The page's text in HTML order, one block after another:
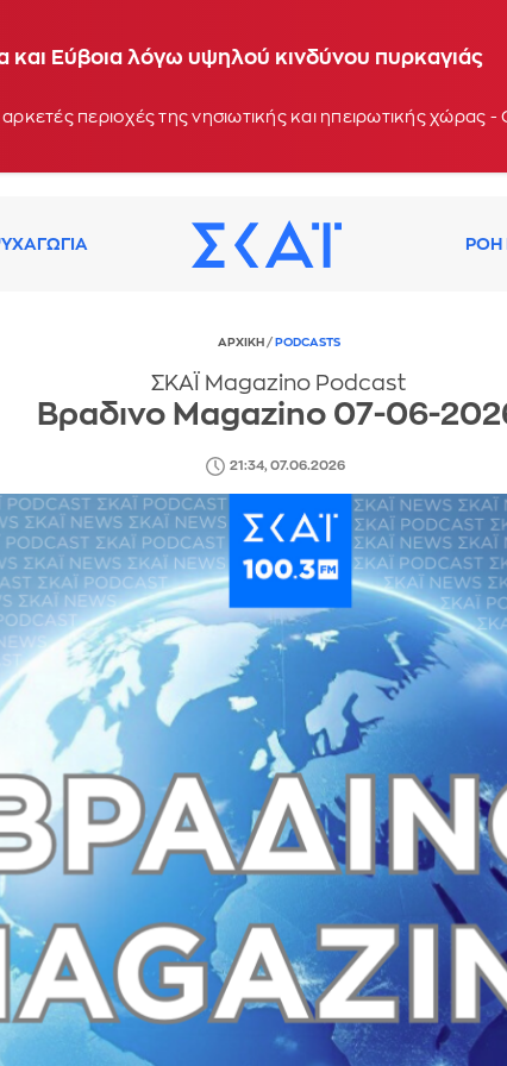
και Εύβοια λόγω υψηλού κινδύνου πυρκαγιάς
περιοχές της νησιωτικής και ηπειρωτικής
ΡΟΗ
ΑΡΧΙΚΗ / PODCASTS
ΣΚΑΪ Magazino Podcast
Βραδινο Magazino 07-06-
21:34, 07.06.2026